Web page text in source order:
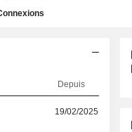
Depuis
19/02/2025